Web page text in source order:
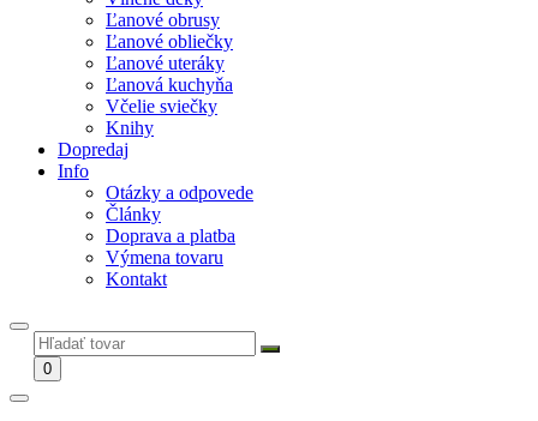
Ľanové obrusy
Ľanové obliečky
Ľanové uteráky
Ľanová kuchyňa
Včelie sviečky
Knihy
Dopredaj
Info
Otázky a odpovede
Články
Doprava a platba
Výmena tovaru
Kontakt
0